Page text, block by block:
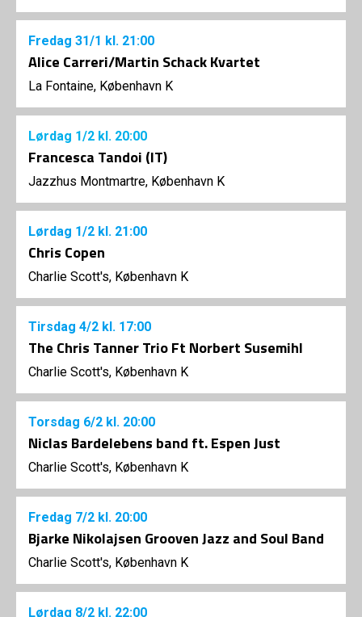
Fredag 31/1 kl. 21:00
Alice Carreri/Martin Schack Kvartet
La Fontaine, København K
Lørdag 1/2 kl. 20:00
Francesca Tandoi (IT)
Jazzhus Montmartre, København K
Lørdag 1/2 kl. 21:00
Chris Copen
Charlie Scott's, København K
Tirsdag 4/2 kl. 17:00
The Chris Tanner Trio Ft Norbert Susemihl
Charlie Scott's, København K
Torsdag 6/2 kl. 20:00
Niclas Bardelebens band ft. Espen Just
Charlie Scott's, København K
Fredag 7/2 kl. 20:00
Bjarke Nikolajsen Grooven Jazz and Soul Band
Charlie Scott's, København K
Lørdag 8/2 kl. 22:00